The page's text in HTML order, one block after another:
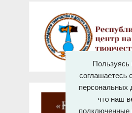
соглашаетесь
персональных
что наш
подключенные